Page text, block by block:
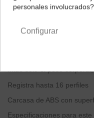
Prueba de equilibrio
Mide solo el peso
Registra hasta 16 perfiles
Carcasa de ABS con
Especificaciones para este
personales involucrados?
Configurar